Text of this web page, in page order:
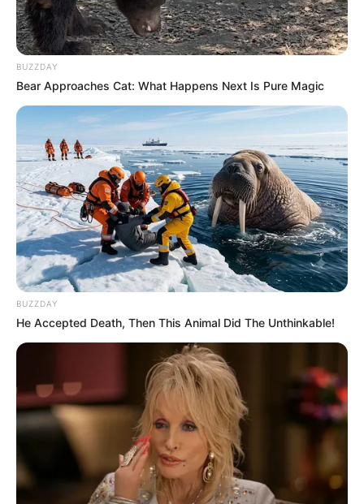
Pronostic Quinté du jour dans la réunion n°1 sur
l’hippodrome d’ENGHIEN – PRIX DE LA PORTE
MONTMARTRE.
Course de Trot attelé, pour un parcours de 2150 mètres.
Le Quinté du jour ce sont 14 Partants au départ de ce
Tiercé Quinté.
voir les Astro Gagnants des jours précédents.****
Base Prono, Bruit d’écurie et coup de Poker
pour un couplé ou 2sur4 dans le PRIX DE LA
PORTE MONTMARTRE
Notre Base Quinté: 3 IGUANE DE CAPONET
Notre Coup de Poker:14 MISTER DONALD
Le Bruit d’écurie: 2 READLY LAVEC
BUZZDAY
Bear Approaches Cat: What Happens Next Is Pure Magic
BUZZDAY
He Accepted Death, Then This Animal Did The Unthinkable!